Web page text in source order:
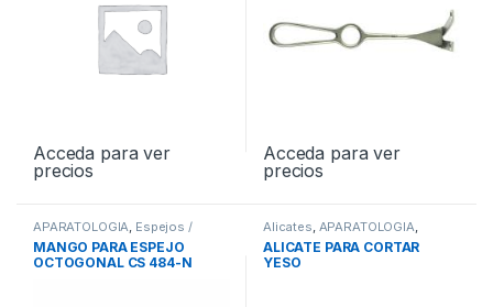
Acceda para ver
precios
Acceda para ver
precios
APARATOLOGIA, Espejos /
Mangos, Instrumental
MANGO PARA ESPEJO
OCTOGONAL CS 484-N
Alicates, APARATOLOGIA,
Instrumental
ALICATE PARA CORTAR
YESO